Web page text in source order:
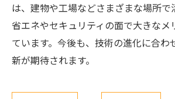
は、建物や工場などさまざまな場所で
省エネやセキュリティの面で大きなメ
ています。今後も、技術の進化に合わ
新が期待されます。